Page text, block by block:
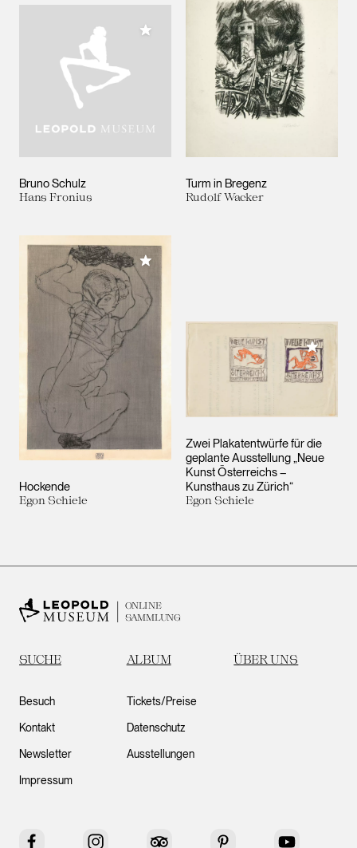
Bruno Schulz
Hans Fronius
Meiner Sammlung hinzufügen
Turm in Bregenz
Rudolf Wacker
Hockende
Egon Schiele
Meiner Sammlung hinzufügen
Zwei Plakatentwürfe für die
geplante Ausstellung „Neue
Kunst Österreichs –
Kunsthaus zu Zürich“
Egon Schiele
Meiner
ONLINE
SAMMLUNG
SUCHE ALBUM ÜBER UNS
Besuch
Kontakt
Newsletter
Impressum
Tickets/Preise
Datenschutz
Ausstellungen